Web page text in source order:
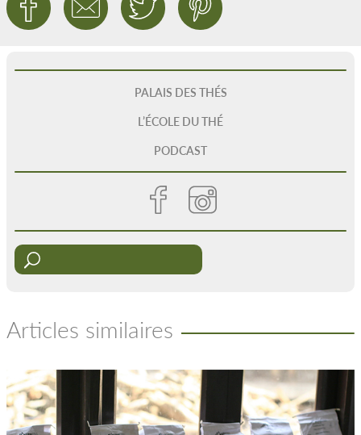
PALAIS DES THÉS
L’ÉCOLE DU THÉ
PODCAST
Articles similaires